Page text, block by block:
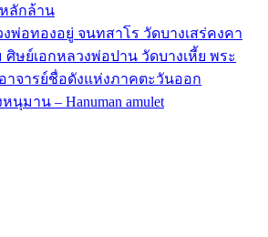
หลักล้าน
พ่อทองอยู่ จนทสาโร วัดบางเสร่คงคา
ศิษย์เอกหลวงพ่อปาน วัดบางเหี้ย พระ
อาจารย์ชื่อดังแห่งภาคตะวันออก
นุมาน – Hanuman amulet